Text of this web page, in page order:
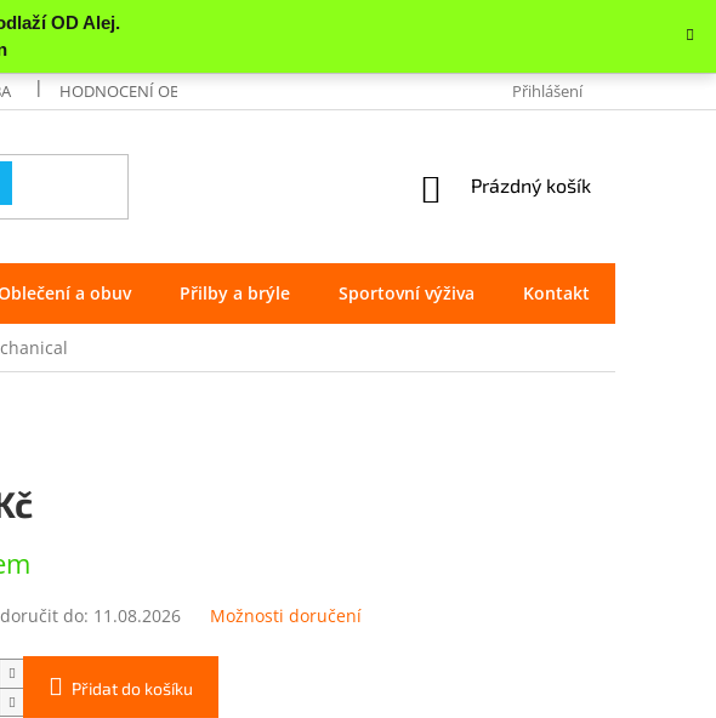
HODNOCENÍ OBCHODU REKLAMACE OCHRANA
Přihlášení
NÁKUPNÍ
Prázdný košík
a obuv Přilby a brýle Sportovní výživa Kontakt
do: 11.08.2026 Možnosti doručení
Přidat do košíku